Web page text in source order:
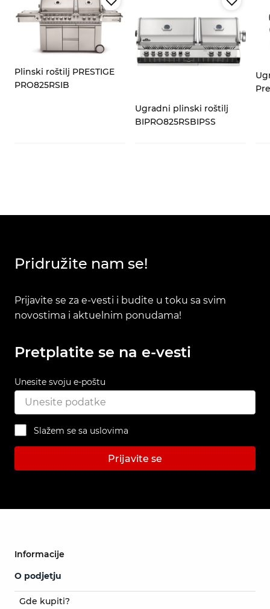
Plinski roštilj PRESTIGE
PRO825RSIB
Ugradni plinski roštilj
BIPRO825RSBIPSS
Pridružite nam se!
Prijavite se za e-vesti i budite u toku sa svim
novostima i aktuelnim ponudama!
Pretplatite se na e-vesti
Unesite svoju e-poštu
Slažem se sa uslovima
Prijavite se
Informacije
O podjetju
Gde kupiti?